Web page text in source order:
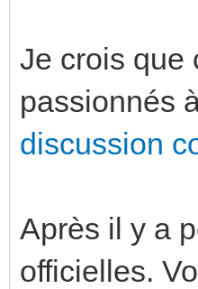
Je crois que
passionnés
discussion
Après il y a
officielles.